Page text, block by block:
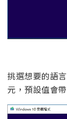
挑選想要的語
元，預設值會